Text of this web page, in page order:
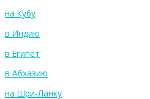
на Кубу
в Индию
в Египет
в Абхазию
на Шри-Ланку